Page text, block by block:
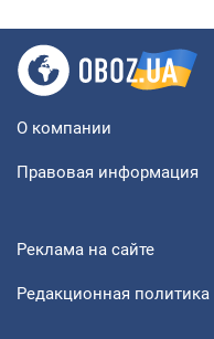
О компании
Правовая информация
Реклама на сайте
Редакционная политика